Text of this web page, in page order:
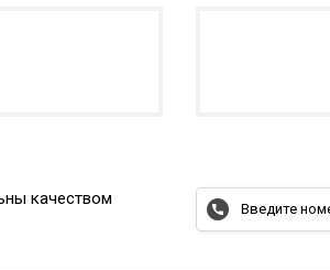
качеством